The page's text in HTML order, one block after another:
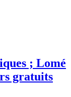
; Lomé
gratuits